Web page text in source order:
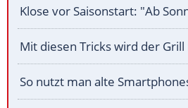
Klose vor Saisonstart: "Ab
Mit diesen Tricks wird der
So nutzt man alte